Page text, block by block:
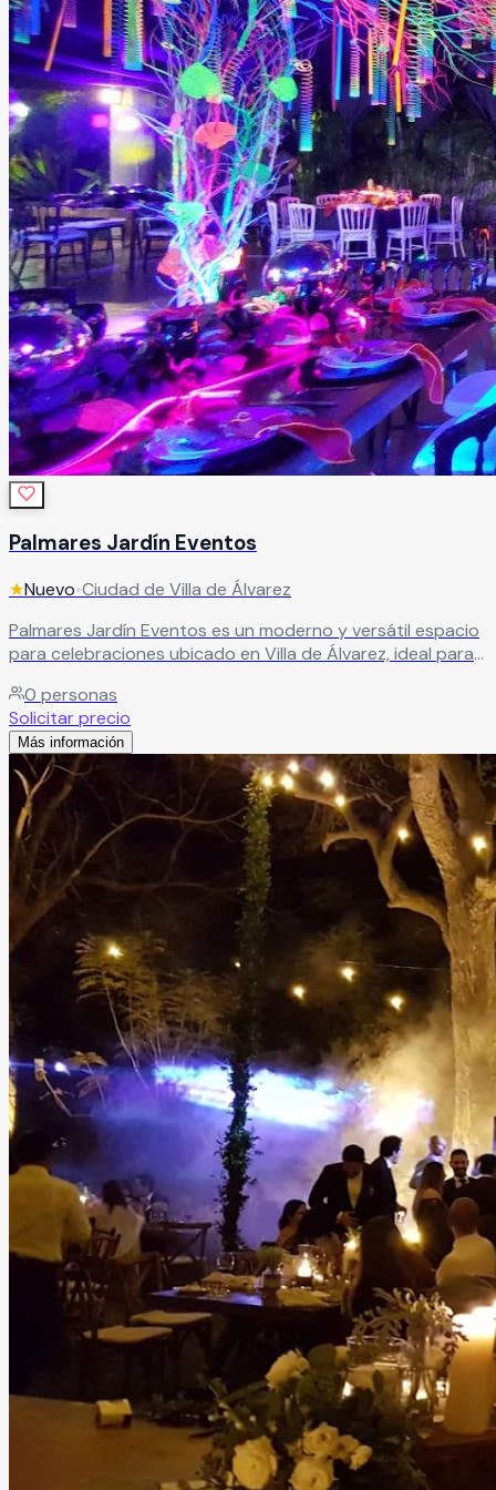
Palmares Jardín Eventos
★Nuevo•Ciudad de Villa de Álvarez
Palmares Jardín Eventos es un moderno y versátil espacio
para celebraciones ubicado en Villa de Álvarez, ideal para
Sus amplias instalaciones cuentan con áreas preparadas
para iluminación y sonido, zonas de descanso, bar y
servicio de catering, ofreciendo todo lo necesario para
crear experiencias memorables en eventos de diferentes
tamaños. El recinto es perfecto para bodas, XV años,
aniversarios, graduaciones, conferencias, reuniones
empresariales y convivencias sociales, brindando
comodidad, funcionalidad y una excelente ubicación.
Leer más
0 personas
Solicitar precio
Más información